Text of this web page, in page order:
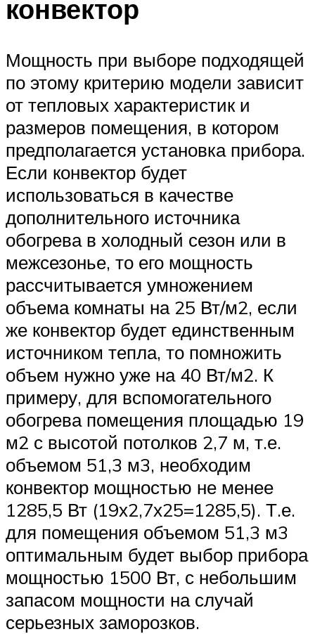
конвектор
Мощность при выборе подходящей
по этому критерию модели зависит
от тепловых характеристик и
размеров помещения, в котором
предполагается установка прибора.
Если конвектор будет
использоваться в качестве
дополнительного источника
обогрева в холодный сезон или в
межсезонье, то его мощность
рассчитывается умножением
объема комнаты на 25 Вт/м2, если
же конвектор будет единственным
источником тепла, то помножить
объем нужно уже на 40 Вт/м2. К
примеру, для вспомогательного
обогрева помещения площадью 19
м2 с высотой потолков 2,7 м, т.е.
объемом 51,3 м3, необходим
конвектор мощностью не менее
1285,5 Вт (19х2,7х25=1285,5). Т.е.
для помещения объемом 51,3 м3
оптимальным будет выбор прибора
мощностью 1500 Вт, с небольшим
запасом мощности на случай
серьезных заморозков.